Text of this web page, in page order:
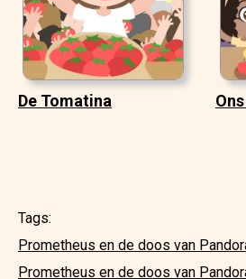
De Tomatina
Tags:
Prometheus en de doos van
Prometheus en de doos van